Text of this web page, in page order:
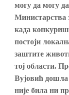
могу да могу
Министарства
када
постоји
заштите
тој области.
Вујовић дошла
није била ни